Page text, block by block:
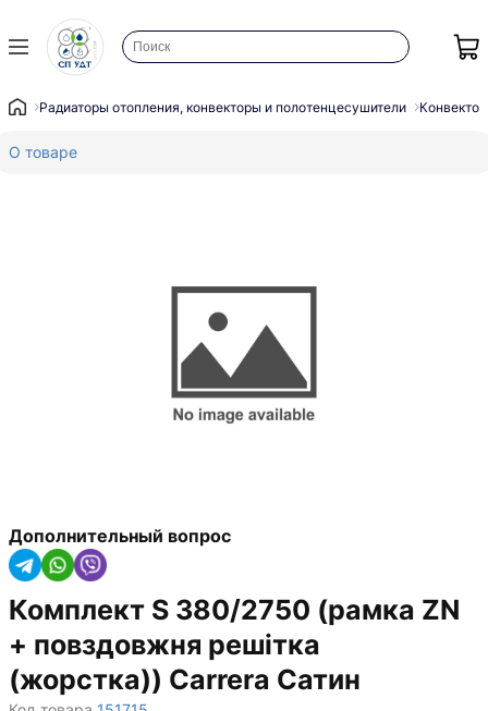
Радиаторы отопления, конвекторы и полотенцесушители
О товаре
Дополнительный вопрос
Комплект S 380/2750 (рамка ZN
+ повздовжня решітка
(жорстка)) Carrera Сатин